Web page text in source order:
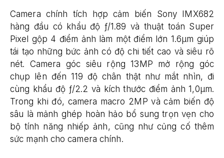
Camera chính tích hợp cảm biến Sony IMX682
hàng đầu có khẩu độ ƒ/1.89 và thuật toán Super
Pixel gộp 4 điểm ảnh làm một điểm lớn 1.6μm giúp
tái tạo những bức ảnh có độ chi tiết cao và siêu rõ
nét. Camera góc siêu rộng 13MP mở rộng góc
chụp lên đến 119 độ chân thật như mắt nhìn, đi
cùng khẩu độ ƒ/2.2 và kích thước điểm ảnh 1,0μm.
Trong khi đó, camera macro 2MP và cảm biến độ
sâu là mảnh ghép hoàn hảo bổ sung trọn vẹn cho
bộ tính năng nhiếp ảnh, cũng như củng cố thêm
sức mạnh cho camera chính.